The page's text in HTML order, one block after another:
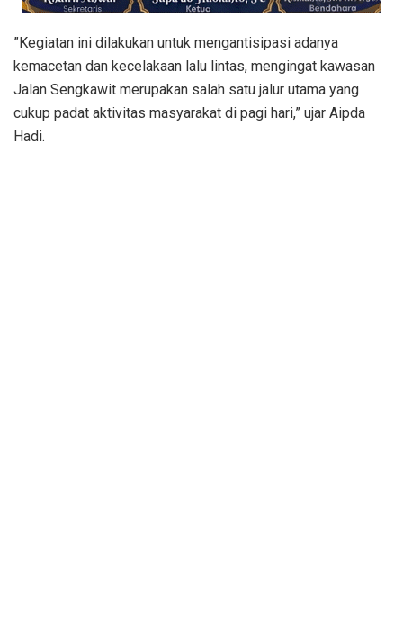
​”Kegiatan ini dilakukan untuk mengantisipasi adanya
kemacetan dan kecelakaan lalu lintas, mengingat kawasan
Jalan Sengkawit merupakan salah satu jalur utama yang
cukup padat aktivitas masyarakat di pagi hari,” ujar Aipda
Hadi.